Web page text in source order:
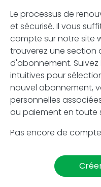
Le processus de
et sécurisé. Il vous
compte sur notre site
trouverez une section
d'abonnement.
intuitives pour
nouvel abonnement,
personnelles
au paiement en toute
Pas encore de